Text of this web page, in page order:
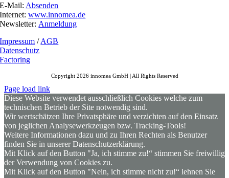
E-Mail: Absenden
Internet:www.innomea.de
Newsletter: Anmeldung
Impressum /AGB
Datenschutz
Factoring
Copyright 2026 innomea GmbH | All Rights Reserved
Page load link
Diese Website verwendet ausschließlich Cookies welche zum
technischen Betrieb der Site notwendig sind.
Wir wertschätzen Ihre Privatsphäre und verzichten auf den Einsatz
von jeglichen Analysewerkzeugen bzw. Tracking-Tools!
Weitere Informationen dazu und zu Ihren Rechten als Benutzer
finden Sie in unserer Datenschutzerklärung.
Mit Klick auf den Button "Ja, ich stimme zu!“ stimmen Sie freiwillig
der Verwendung von Cookies zu.
Mit Klick auf den Button "Nein, ich stimme nicht zu!“ lehnen Sie